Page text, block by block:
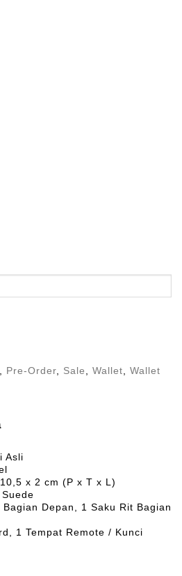
, Pre-Order, Sale, Wallet, Wallet
Asli
x 2 cm (P x T x L)
Depan, 1 Saku Rit Bagian
1 Tempat Remote / Kunci